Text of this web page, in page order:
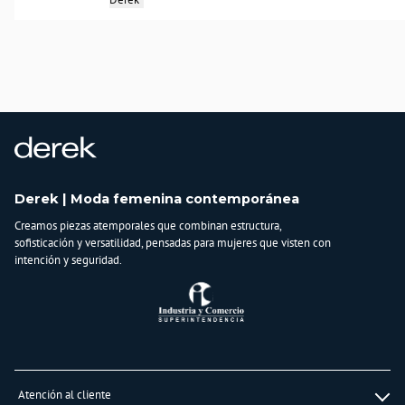
lavar en maquina, no usar blanqueadores, planchar a temperatura tibia, lavar y
secar con colores similares
79%algodón-15.5%poliester-4%rayón-1.5%spandex
Derek | Moda femenina contemporánea
Creamos piezas atemporales que combinan estructura,
sofisticación y versatilidad, pensadas para mujeres que visten con
intención y seguridad.
Atención al cliente